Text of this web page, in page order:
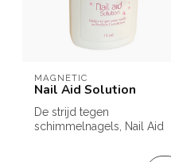
MAGNETIC
Nail Aid Solution
De strijd tegen
schimmelnagels, Nail Aid
Nagellak verwijderen niet...